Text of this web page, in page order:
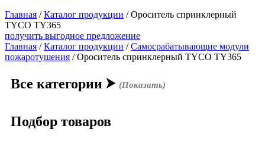
Главная /Каталог продукции /Ороситель спринклерный
TYCO TY365
получить выгодное предложение
Главная /Каталог продукции /Самосрабатывающие модули
пожаротушения / Ороситель спринклерный TYCO TY365
Все категории ⮞ (Показать)
Подбор товаров